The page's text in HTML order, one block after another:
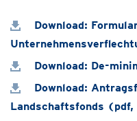
Download:
Download: De-
Download:
Landschaftsfonds (pdf,